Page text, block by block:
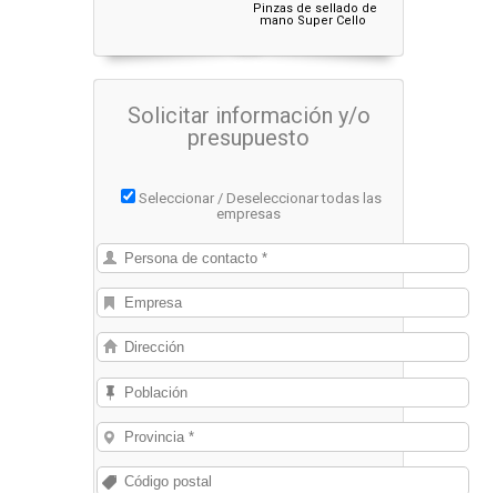
Pinzas de sellado de
mano Super Cello
Solicitar información y/o
presupuesto
Seleccionar / Deseleccionar todas las
empresas